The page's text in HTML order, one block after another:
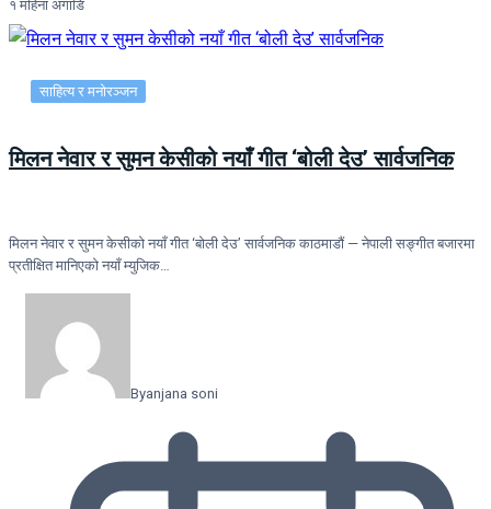
१ महिना अगाडि
साहित्य र मनोरञ्जन
मिलन नेवार र सुमन केसीको नयाँ गीत ‘बोली देउ’ सार्वजनिक
मिलन नेवार र सुमन केसीको नयाँ गीत ‘बोली देउ’ सार्वजनिक काठमाडौं — नेपाली सङ्गीत बजारमा
प्रतीक्षित मानिएको नयाँ म्युजिक…
Byanjana soni